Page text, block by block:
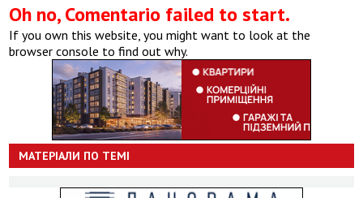
Oh no, Comentario failed to start.
If you own this website, you might want to look at the
browser console to find out why.
МАТЕРІАЛИ ПО ТЕМІ